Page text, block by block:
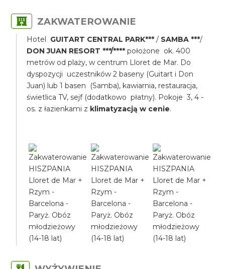
ZAKWATEROWANIE
Hotel GUITART CENTRAL PARK*** / SAMBA ***/
DON JUAN RESORT ***/**** położone ok. 400
metrów od plaży, w centrum Lloret de Mar. Do
dyspozycji uczestników 2 baseny (Guitart i Don
Juan) lub 1 basen (Samba), kawiarnia, restauracja,
świetlica TV, sejf (dodatkowo płatny). Pokoje 3, 4 -
os. z łazienkami z klimatyzacją w cenie.